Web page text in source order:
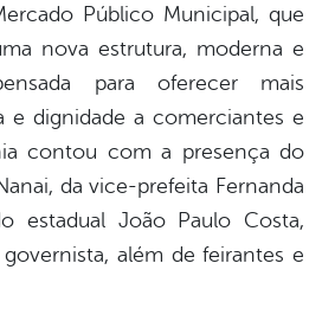
Público Municipal, que
nova estrutura, moderna e
para oferecer mais
e dignidade a comerciantes e
contou com a presença do
da vice-prefeita Fernanda
estadual João Paulo Costa,
além de feirantes e